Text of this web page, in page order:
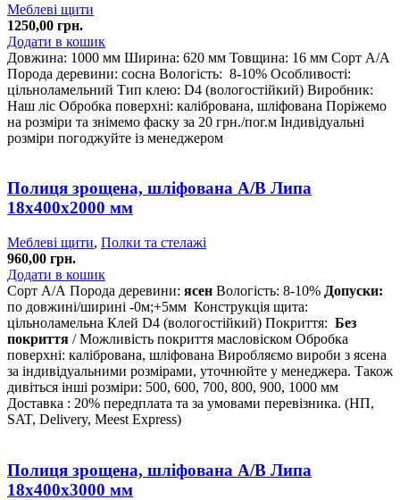
Меблеві щити
1250,00 грн.
Додати в кошик
Довжина: 1000 мм Ширина: 620 мм Товщина: 16 мм Сорт А/А
Порода деревини: сосна Вологість: 8-10% Особливості:
цільноламельний Тип клею: D4 (вологостійкий) Виробник:
Наш ліс Обробка поверхні: калібрована, шліфована Поріжемо
на розміри та знімемо фаску за 20 грн./пог.м Індивідуальні
розміри погоджуйте із менеджером
Полиця зрощена, шліфована A/В Липа
18х400х2000 мм
Меблеві щити, Полки та стелажі
960,00 грн.
Додати в кошик
Сорт А/А Порода деревини: ясен Вологість: 8-10% Допуски:
по довжині/ширині -0м;+5мм Конструкція щита:
цільноламельна Клей D4 (вологостійкий) Покриття: Без
покриття / Можливість покриття масловіском Обробка
поверхні: калібрована, шліфована Виробляємо вироби з ясена
за індивідуальними розмірами, уточнюйте у менеджера. Також
дивіться інші розміри: 500, 600, 700, 800, 900, 1000 мм
Доставка : 20% передплата та за умовами перевізника. (НП,
SAT, Delivery, Meest Express)
Полиця зрощена, шліфована А/В Липа
18х400х3000 мм